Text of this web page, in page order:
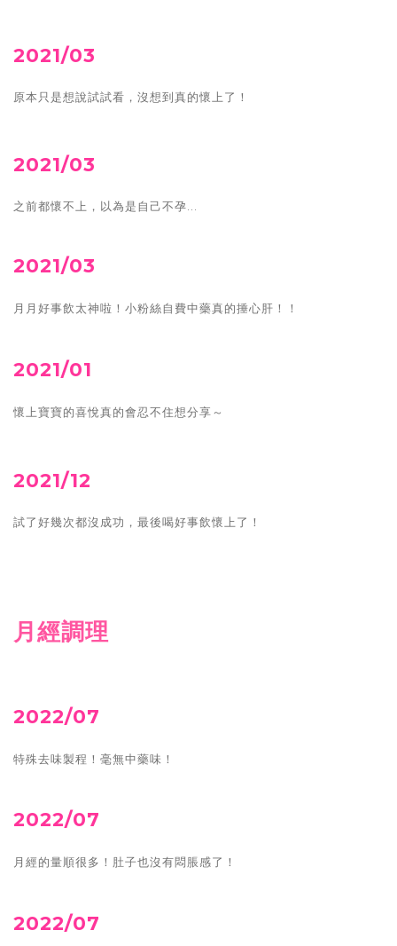
2021/03
原本只是想說試試看，沒想到真的懷上了！
2021/03
之前都懷不上，以為是自己不孕...
2021/03
月月好事飲太神啦！小粉絲自費中藥真的捶心肝！！
2021/01
懷上寶寶的喜悅真的會忍不住想分享～
2021/12
試了好幾次都沒成功，最後喝好事飲懷上了！
月經調理
2022/07
特殊去味製程！毫無中藥味！
2022/07
月經的量順很多！肚子也沒有悶脹感了！
2022/07